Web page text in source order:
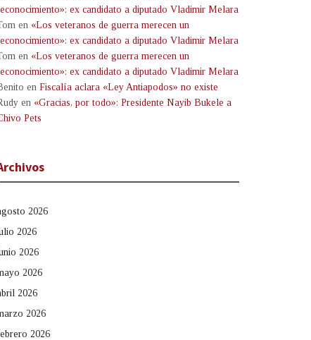
ex candidato a diputado Vladimir Melara
en «Los veteranos de guerra merecen un
ex candidato a diputado Vladimir Melara
en «Los veteranos de guerra merecen un
ex candidato a diputado Vladimir Melara
en Fiscalía aclara «Ley Antiapodos» no existe
en «Gracias, por todo»: Presidente Nayib Bukele a
Pets
2026
2026
2026
2026
2026
2026
2026